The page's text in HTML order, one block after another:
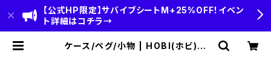
【公式HP限定】サバイブシートM+25%OFF！イベン
ト詳細はコチラ→
ケース/ペグ/小物 | HOBI(ホビ)公